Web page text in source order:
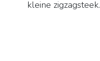
kleine zigzagsteek.